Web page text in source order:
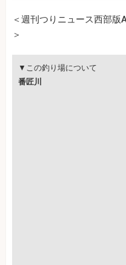
＜週刊つりニュース西部版
＞
▼この釣り場について
番匠川